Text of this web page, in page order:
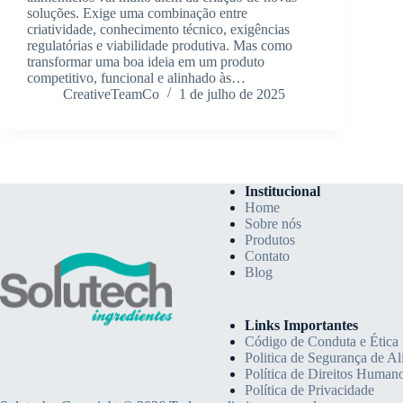
soluções. Exige uma combinação entre
criatividade, conhecimento técnico, exigências
regulatórias e viabilidade produtiva. Mas como
transformar uma boa ideia em um produto
competitivo, funcional e alinhado às…
CreativeTeamCo
1 de julho de 2025
Institucional
Home
Sobre nós
Produtos
Contato
Blog
Links Importantes
Código de Conduta e Ética
Politica de Segurança de
Política de Direitos
Política de Privacidade